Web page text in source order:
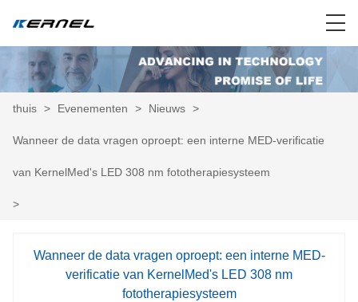
thuis > Evenementen > Nieuws >
Wanneer de data vragen oproept: een interne MED-verificatie
van KernelMed's LED 308 nm fototherapiesysteem
>
Wanneer de data vragen oproept: een interne MED-
verificatie van KernelMed's LED 308 nm
fototherapiesysteem